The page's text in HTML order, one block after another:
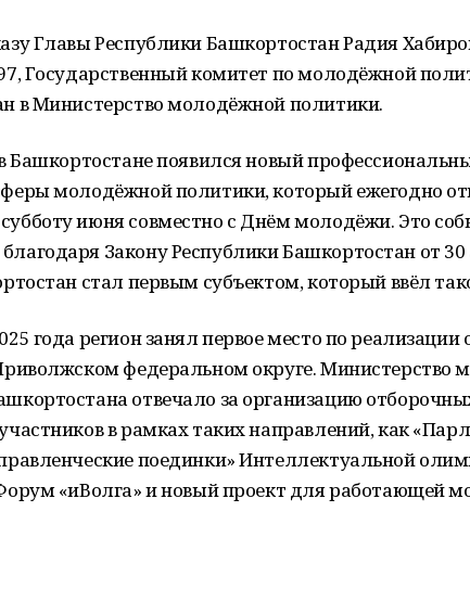
Главы Республики Башкортостан Радия
Государственный комитет по молодёжной
в Министерство молодёжной политики.
Башкортостане появился новый
молодёжной политики, который ежегодно
июня совместно с Днём молодёжи. Это
Закону Республики Башкортостан от
стал первым субъектом, который ввёл
года регион занял первое место по
федеральном округе. Министерство
отвечало за организацию
в рамках таких направлений, как
поединки» Интеллектуальной
«иВолга» и новый проект для работающей